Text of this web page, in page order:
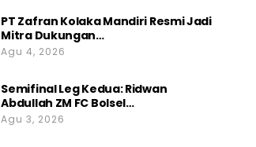
PT Zafran Kolaka Mandiri Resmi Jadi
Mitra Dukungan…
Agu 4, 2026
Semifinal Leg Kedua: Ridwan
Abdullah ZM FC Bolsel…
Agu 3, 2026